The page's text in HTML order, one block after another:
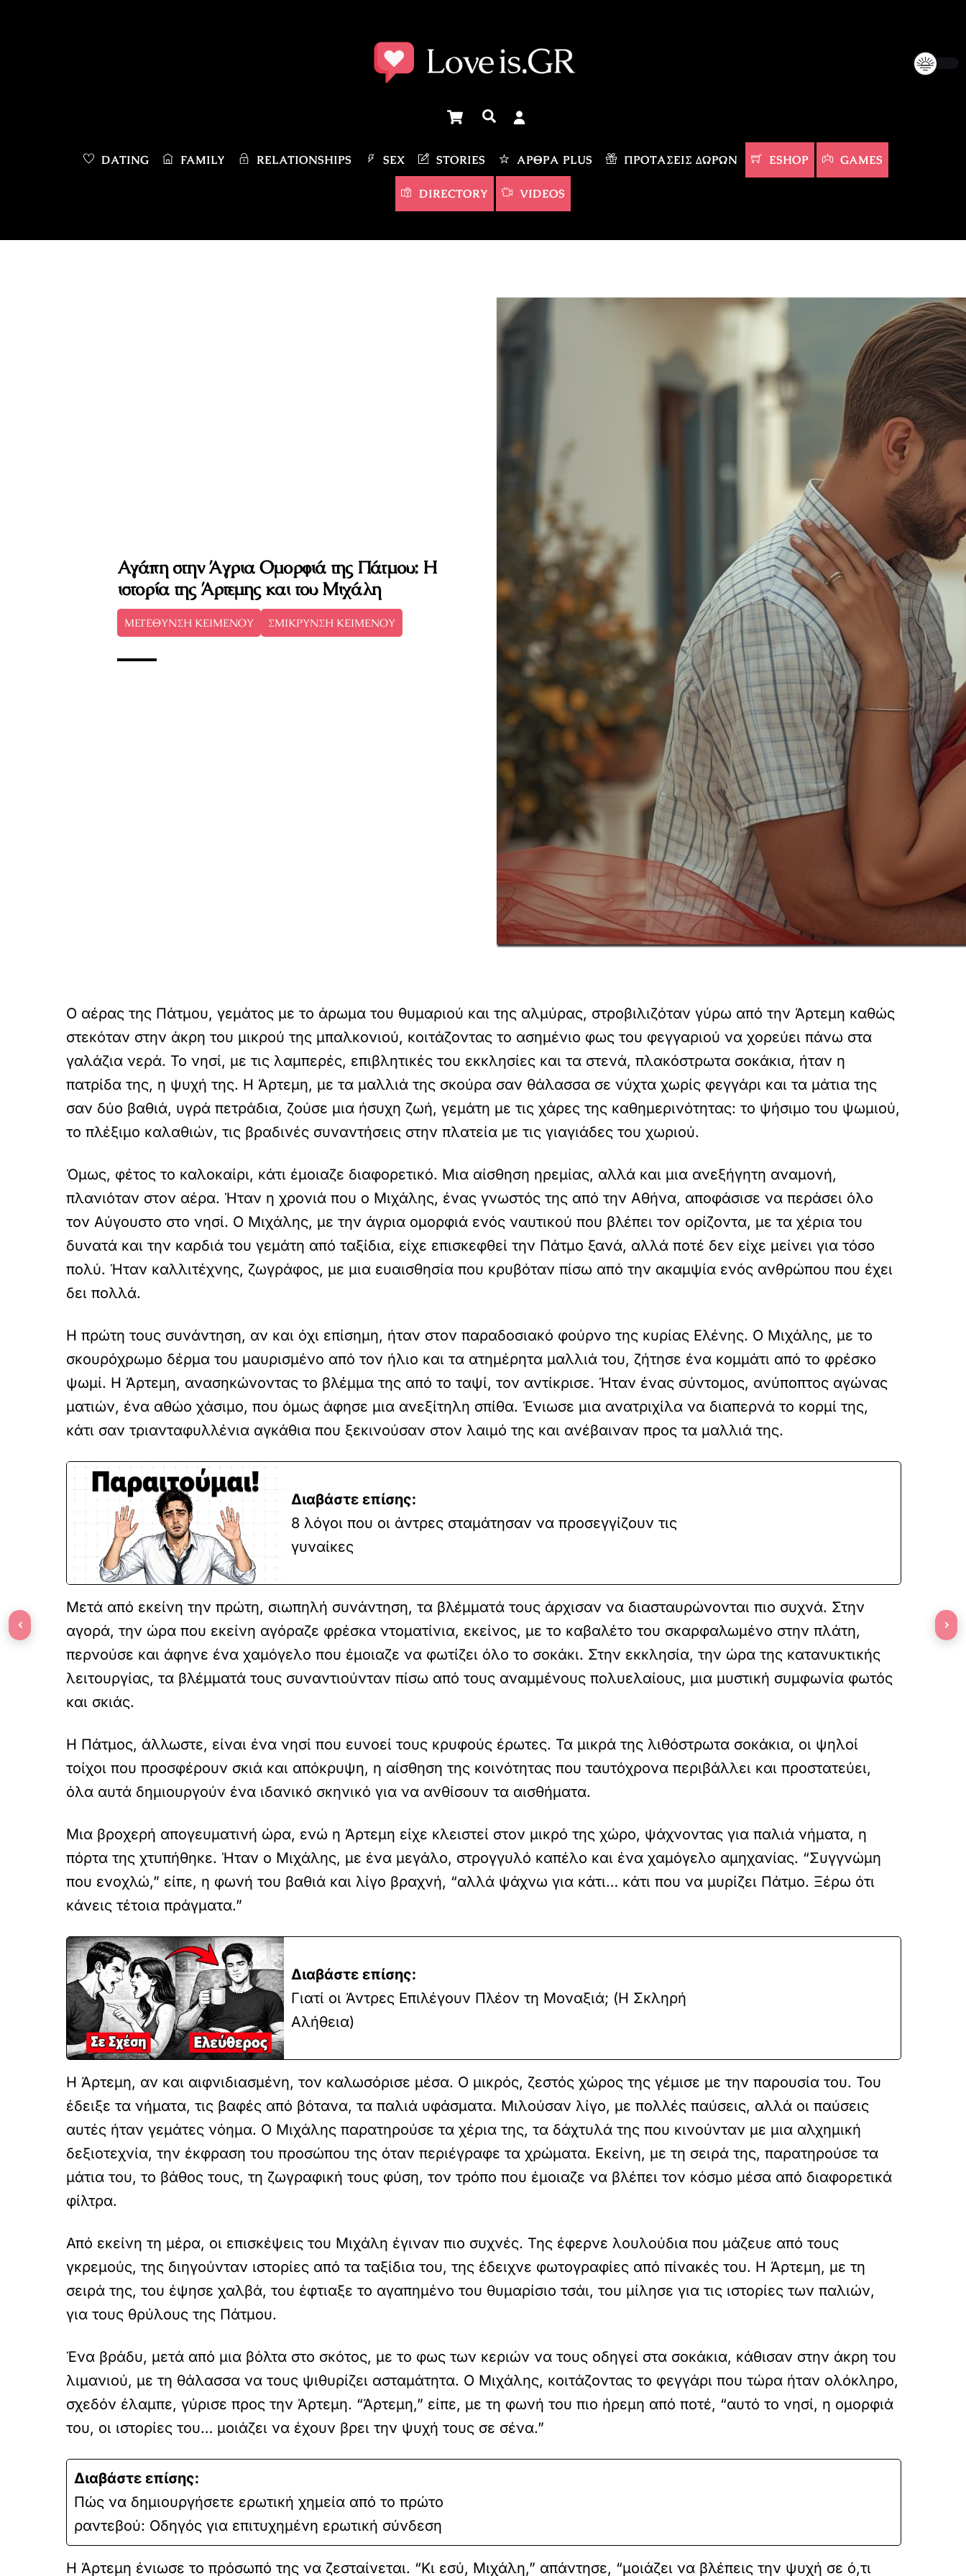
CartΑναζήτηση
DATING FAMILY RELATIONSHIPS SEX STORIES ΆΡΘΡΑ PLUS ΠΡΟΤΆΣΕΙΣ ΔΏΡΩΝ ESHOP GAMES
DIRECTORY VIDEOS
Αγάπη στην Άγρια Ομορφιά της Πάτμου: Η
ιστορία της Άρτεμης και του Μιχάλη
ΜΕΓΕΘΥΝΣΗ ΚΕΙΜΕΝΟΥ ΣΜΙΚΡΥΝΣΗ ΚΕΙΜΕΝΟΥ
Ο αέρας της Πάτμου, γεμάτος με το άρωμα του θυμαριού και της αλμύρας, στροβιλιζόταν γύρω από την Άρτεμη καθώς
στεκόταν στην άκρη του μικρού της μπαλκονιού, κοιτάζοντας το ασημένιο φως του φεγγαριού να χορεύει πάνω στα
γαλάζια νερά. Το νησί, με τις λαμπερές, επιβλητικές του εκκλησίες και τα στενά, πλακόστρωτα σοκάκια, ήταν η
πατρίδα της, η ψυχή της. Η Άρτεμη, με τα μαλλιά της σκούρα σαν θάλασσα σε νύχτα χωρίς φεγγάρι και τα μάτια της
σαν δύο βαθιά, υγρά πετράδια, ζούσε μια ήσυχη ζωή, γεμάτη με τις χάρες της καθημερινότητας: το ψήσιμο του ψωμιού,
το πλέξιμο καλαθιών, τις βραδινές συναντήσεις στην πλατεία με τις γιαγιάδες του χωριού.
Όμως, φέτος το καλοκαίρι, κάτι έμοιαζε διαφορετικό. Μια αίσθηση ηρεμίας, αλλά και μια ανεξήγητη αναμονή,
πλανιόταν στον αέρα. Ήταν η χρονιά που ο Μιχάλης, ένας γνωστός της από την Αθήνα, αποφάσισε να περάσει όλο
τον Αύγουστο στο νησί. Ο Μιχάλης, με την άγρια ομορφιά ενός ναυτικού που βλέπει τον ορίζοντα, με τα χέρια του
δυνατά και την καρδιά του γεμάτη από ταξίδια, είχε επισκεφθεί την Πάτμο ξανά, αλλά ποτέ δεν είχε μείνει για τόσο
πολύ. Ήταν καλλιτέχνης, ζωγράφος, με μια ευαισθησία που κρυβόταν πίσω από την ακαμψία ενός ανθρώπου που έχει
δει πολλά.
Η πρώτη τους συνάντηση, αν και όχι επίσημη, ήταν στον παραδοσιακό φούρνο της κυρίας Ελένης. Ο Μιχάλης, με το
σκουρόχρωμο δέρμα του μαυρισμένο από τον ήλιο και τα ατημέρητα μαλλιά του, ζήτησε ένα κομμάτι από το φρέσκο
ψωμί. Η Άρτεμη, ανασηκώνοντας το βλέμμα της από το ταψί, τον αντίκρισε. Ήταν ένας σύντομος, ανύποπτος αγώνας
ματιών, ένα αθώο χάσιμο, που όμως άφησε μια ανεξίτηλη σπίθα. Ένιωσε μια ανατριχίλα να διαπερνά το κορμί της,
κάτι σαν τριανταφυλλένια αγκάθια που ξεκινούσαν στον λαιμό της και ανέβαιναν προς τα μαλλιά της.
Διαβάστε επίσης:
8 λόγοι που οι άντρες σταμάτησαν να προσεγγίζουν τις
γυναίκες
Μετά από εκείνη την πρώτη, σιωπηλή συνάντηση, τα βλέμματά τους άρχισαν να διασταυρώνονται πιο συχνά. Στην
αγορά, την ώρα που εκείνη αγόραζε φρέσκα ντοματίνια, εκείνος, με το καβαλέτο του σκαρφαλωμένο στην πλάτη,
περνούσε και άφηνε ένα χαμόγελο που έμοιαζε να φωτίζει όλο το σοκάκι. Στην εκκλησία, την ώρα της κατανυκτικής
λειτουργίας, τα βλέμματά τους συναντιούνταν πίσω από τους αναμμένους πολυελαίους, μια μυστική συμφωνία φωτός
και σκιάς.
Η Πάτμος, άλλωστε, είναι ένα νησί που ευνοεί τους κρυφούς έρωτες. Τα μικρά της λιθόστρωτα σοκάκια, οι ψηλοί
τοίχοι που προσφέρουν σκιά και απόκρυψη, η αίσθηση της κοινότητας που ταυτόχρονα περιβάλλει και προστατεύει,
όλα αυτά δημιουργούν ένα ιδανικό σκηνικό για να ανθίσουν τα αισθήματα.
Μια βροχερή απογευματινή ώρα, ενώ η Άρτεμη είχε κλειστεί στον μικρό της χώρο, ψάχνοντας για παλιά νήματα, η
πόρτα της χτυπήθηκε. Ήταν ο Μιχάλης, με ένα μεγάλο, στρογγυλό καπέλο και ένα χαμόγελο αμηχανίας. “Συγγνώμη
που ενοχλώ,” είπε, η φωνή του βαθιά και λίγο βραχνή, “αλλά ψάχνω για κάτι… κάτι που να μυρίζει Πάτμο. Ξέρω ότι
κάνεις τέτοια πράγματα.”
Διαβάστε επίσης:
Γιατί οι Άντρες Επιλέγουν Πλέον τη Μοναξιά; (Η Σκληρή
Αλήθεια)
Η Άρτεμη, αν και αιφνιδιασμένη, τον καλωσόρισε μέσα. Ο μικρός, ζεστός χώρος της γέμισε με την παρουσία του. Του
έδειξε τα νήματα, τις βαφές από βότανα, τα παλιά υφάσματα. Μιλούσαν λίγο, με πολλές παύσεις, αλλά οι παύσεις
αυτές ήταν γεμάτες νόημα. Ο Μιχάλης παρατηρούσε τα χέρια της, τα δάχτυλά της που κινούνταν με μια αλχημική
δεξιοτεχνία, την έκφραση του προσώπου της όταν περιέγραφε τα χρώματα. Εκείνη, με τη σειρά της, παρατηρούσε τα
μάτια του, το βάθος τους, τη ζωγραφική τους φύση, τον τρόπο που έμοιαζε να βλέπει τον κόσμο μέσα από διαφορετικά
φίλτρα.
Από εκείνη τη μέρα, οι επισκέψεις του Μιχάλη έγιναν πιο συχνές. Της έφερνε λουλούδια που μάζευε από τους
γκρεμούς, της διηγούνταν ιστορίες από τα ταξίδια του, της έδειχνε φωτογραφίες από πίνακές του. Η Άρτεμη, με τη
σειρά της, του έψησε χαλβά, του έφτιαξε το αγαπημένο του θυμαρίσιο τσάι, του μίλησε για τις ιστορίες των παλιών,
για τους θρύλους της Πάτμου.
Ένα βράδυ, μετά από μια βόλτα στο σκότος, με το φως των κεριών να τους οδηγεί στα σοκάκια, κάθισαν στην άκρη του
λιμανιού, με τη θάλασσα να τους ψιθυρίζει ασταμάτητα. Ο Μιχάλης, κοιτάζοντας το φεγγάρι που τώρα ήταν ολόκληρο,
σχεδόν έλαμπε, γύρισε προς την Άρτεμη. “Άρτεμη,” είπε, με τη φωνή του πιο ήρεμη από ποτέ, “αυτό το νησί, η ομορφιά
του, οι ιστορίες του… μοιάζει να έχουν βρει την ψυχή τους σε σένα.”
Διαβάστε επίσης:
Πώς να δημιουργήσετε ερωτική χημεία από το πρώτο
ραντεβού: Οδηγός για επιτυχημένη ερωτική σύνδεση
Η Άρτεμη ένιωσε το πρόσωπό της να ζεσταίνεται. “Κι εσύ, Μιχάλη,” απάντησε, “μοιάζει να βλέπεις την ψυχή σε ό,τι
‹ ›